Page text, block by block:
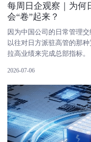
每周日企观察｜为何
会“卷”起来？
因为中国公司的日常管理
以往对日方派驻高管的那
拉高业绩来完成总部指标。
2026-07-06